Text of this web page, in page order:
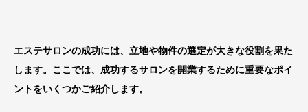
エステサロンの成功には、立地や物件の選定が大きな役割を果た
します。ここでは、成功するサロンを開業するために重要なポイ
ントをいくつかご紹介します。